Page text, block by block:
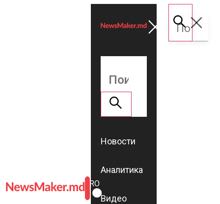
ROMÂNĂ
RU
Новости
Аналитика
Видео